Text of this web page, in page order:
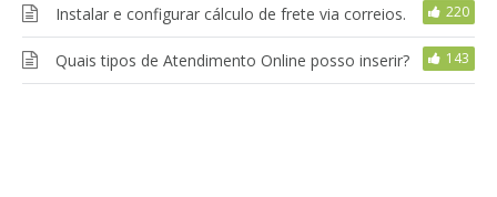
Instalar e configurar cálculo de frete via correios. 220
Quais tipos de Atendimento Online posso inserir? 143